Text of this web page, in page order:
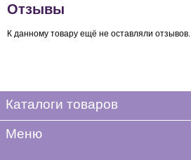
Отзывы
К данному товару ещё не оставляли отзывов.
Каталоги товаров
Меню